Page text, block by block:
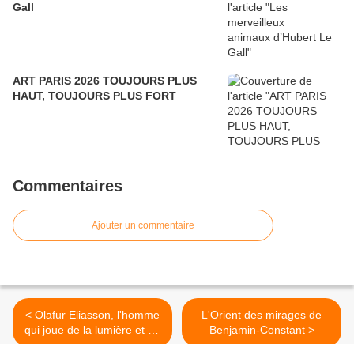
Gall
ART PARIS 2026 TOUJOURS PLUS
HAUT, TOUJOURS PLUS FORT
Commentaires
Ajouter un commentaire
< Olafur Eliasson, l'homme
qui joue de la lumière et de
L'Orient des mirages de
Benjamin-Constant >